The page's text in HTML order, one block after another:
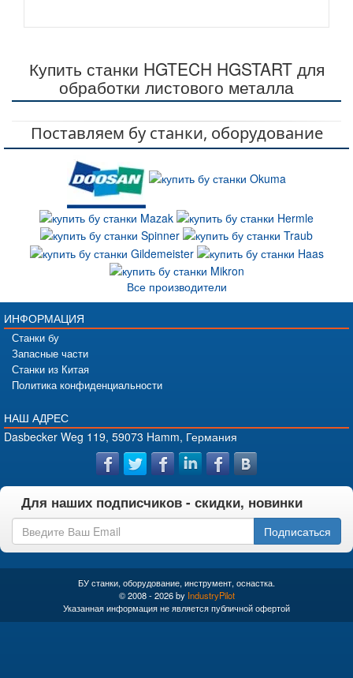
Купить станки HGTECH HGSTART для
обработки листового металла
Поставляем бу станки, оборудование
Все производители
ИНФОРМАЦИЯ
Станки бу
Запасные части
Станки из Китая
Политика конфиденциальности
НАШ АДРЕС
Dasbecker Weg 119, 59073 Hamm, Германия
Для наших подписчиков - скидки, новинки
Подписаться
БУ станки, оборудование, инструмент, оснастка.
© 2008 - 2026 by IndustryPilot
Указанная информация не является публичной офертой